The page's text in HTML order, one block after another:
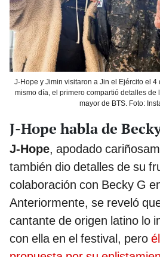
J-Hope y Jimin visitaron a Jin el Ejército el 4
mismo día, el primero compartió detalles de
mayor de BTS. Foto:
J-Hope habla de
J-Hope, apodado
también dio detalles de su
colaboración con Becky G
Anteriormente, se reveló
cantante de origen latino lo
con ella en el festival, pero